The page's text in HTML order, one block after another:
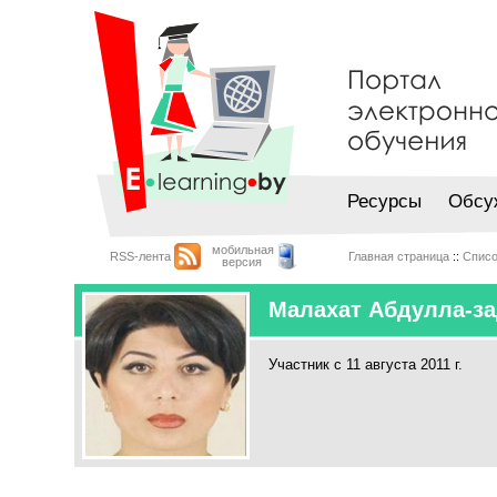
Ресурсы
RSS-лента
мобильная
версия
Главная страница ::
Малахат Абдулла-
Участник с 11 августа 2011 г.